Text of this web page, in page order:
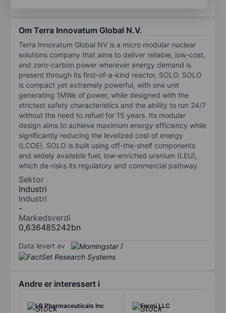
Om Terra Innovatum Global N.V.
Terra Innovatum Global NV is a micro modular nuclear
solutions company that aims to deliver reliable, low-cost,
and zero-carbon power wherever energy demand is
present through its first-of-a-kind reactor, SOLO. SOLO
is compact yet extremely powerful, with one unit
generating 1MWe of power, while designed with the
strictest safety characteristics and the ability to run 24/7
without the need to refuel for 15 years. Its modular
design aims to achieve maximum energy efficiency while
significantly reducing the levelized cost of energy
(LCOE). SOLO is built using off-the-shelf components
and widely available fuel, low-enriched uranium (LEU),
which de-risks its regulatory and commercial pathway.
Sektor
Industri
Industri
-
Markedsverdi
0,636485242bn
Data levert av /
Andre er interessert i
LB Pharmaceuticals Inc Fermi LLC